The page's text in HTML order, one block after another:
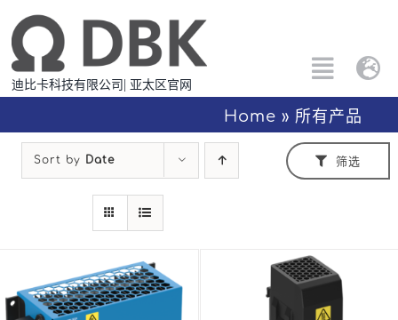
过
内
容
迪比卡科技有限公司| 亚太区官网
Toggle
索：
所有产品
定制解决方案
应用方案
Eng
中文
Home » 所有产品
Sort by Date 筛选